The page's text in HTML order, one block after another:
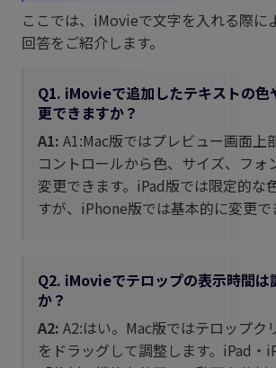
ここでは、iMovieで文字を入れる際に
回答をご紹介します。
Q1. iMovieで追加したテキストの色
更できますか？
A1: A1:Mac版ではプレビュー画面上
コントロールから色、サイズ、フォ
変更できます。iPad版では限定的な
すが、iPhone版では基本的に変更で
Q2. iMovieでテロップの表示時間は
か？
A2: A2:はい。Mac版ではテロップク
をドラッグして調整します。iPad・